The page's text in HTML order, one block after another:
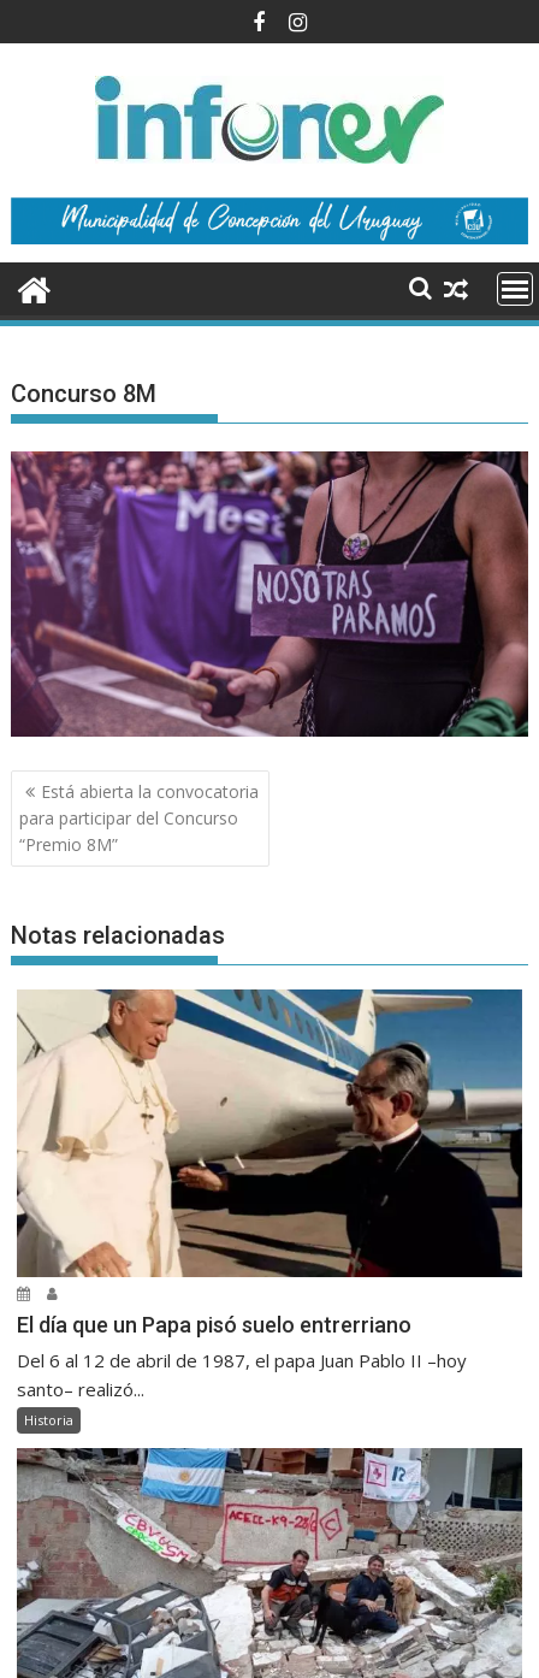
al
Concurso 8M
Navegación
de
entradas
Está abierta la convocatoria
para participar del Concurso
“Premio 8M”
Notas relacionadas
El día que un Papa pisó suelo entrerriano
Del 6 al 12 de abril de 1987, el papa Juan Pablo II –hoy
santo– realizó...
Historia